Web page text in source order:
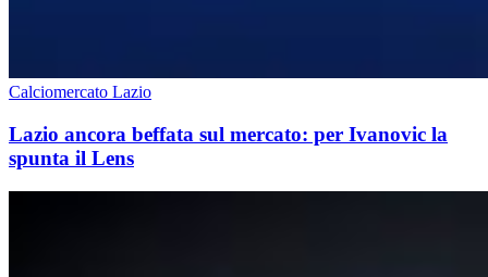
Calciomercato Lazio
Lazio ancora beffata sul mercato: per Ivanovic la
spunta il Lens